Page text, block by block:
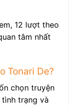
12 lượt theo
tâm nhất
Tonari De?
chọn truyện
trạng và